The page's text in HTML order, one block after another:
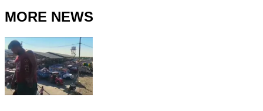
MORE NEWS